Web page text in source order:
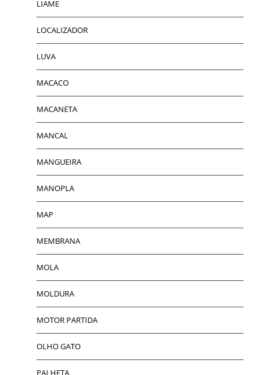
LIAME
LOCALIZADOR
LUVA
MACACO
MACANETA
MANCAL
MANGUEIRA
MANOPLA
MAP
MEMBRANA
MOLA
MOLDURA
MOTOR PARTIDA
OLHO GATO
PALHETA